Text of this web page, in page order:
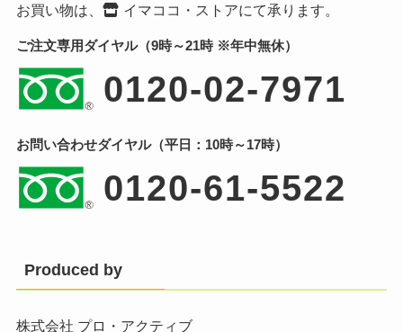
お買い物は、 イマココ・ストアにて承ります。
ご注文専用ダイヤル（9時～21時 ※年中無休）
0120-02-7971
お問い合わせダイヤル（平日：10時～17時）
0120-61-5522
Produced by
株式会社 プロ・アクティブ